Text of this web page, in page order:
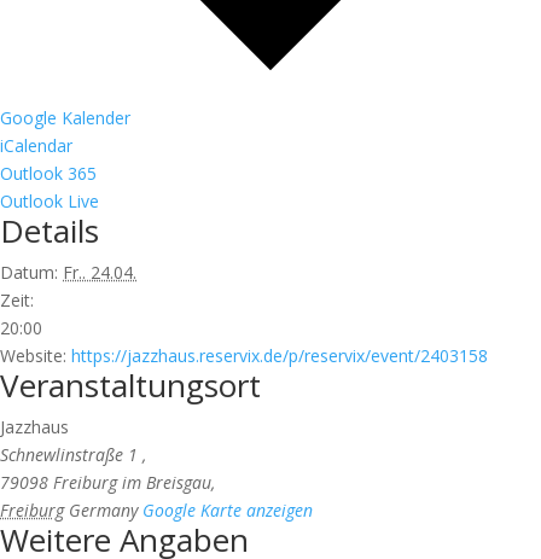
Google Kalender
iCalendar
Outlook 365
Outlook Live
Details
Datum: Fr.. 24.04.
Zeit:
20:00
Website: https://jazzhaus.reservix.de/p/reservix/event/2403158
Veranstaltungsort
Jazzhaus
Schnewlinstraße 1 ,
79098 Freiburg im Breisgau,
Freiburg Germany Google Karte anzeigen
Weitere Angaben